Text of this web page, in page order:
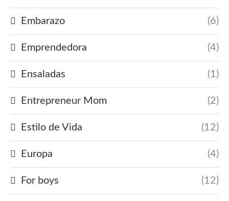
Embarazo (6)
Emprendedora (4)
Ensaladas (1)
Entrepreneur Mom (2)
Estilo de Vida (12)
Europa (4)
For boys (12)